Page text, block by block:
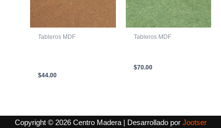
Tableros MDF
$44.00
Tableros MDF
$70.00
Copyright © 2026 Centro Madera | Desarrollado por Jootser